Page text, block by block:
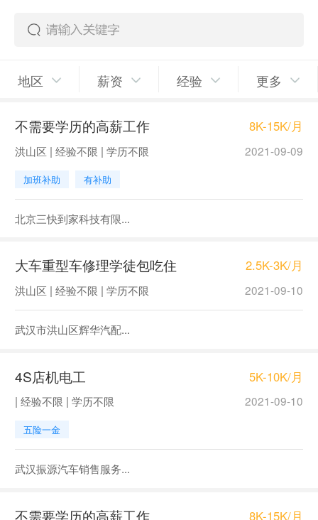
地区 薪资 经验 更多
不需要学历的高薪工作 8K-15K/月
洪山区 | 经验不限 | 学历不限 2021-09-09
加班补助 有补助
北京三快到家科技有限...
大车重型车修理学徒包吃住 2.5K-3K/月
洪山区 | 经验不限 | 学历不限 2021-09-10
武汉市洪山区辉华汽配...
4S店机电工 5K-10K/月
| 经验不限 | 学历不限 2021-09-10
五险一金
武汉振源汽车销售服务...
不需要学历的高薪工作 8K-15K/月